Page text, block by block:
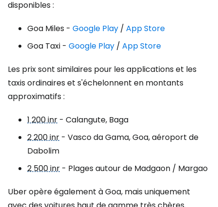
disponibles :
Goa Miles - Google Play / App Store
Goa Taxi - Google Play / App Store
Les prix sont similaires pour les applications et les
taxis ordinaires et s'échelonnent en montants
approximatifs :
1 200 inr - Calangute, Baga
2 200 inr - Vasco da Gama, Goa, aéroport de
Dabolim
2 500 inr - Plages autour de Madgaon / Margao
Uber opère également à Goa, mais uniquement